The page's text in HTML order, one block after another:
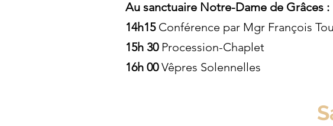
Au sanctuaire Notre-Dame de Grâces :
14h15Conférence par Mgr François
15h 30Procession-Chaplet
16h 00Vêpres Solennelles